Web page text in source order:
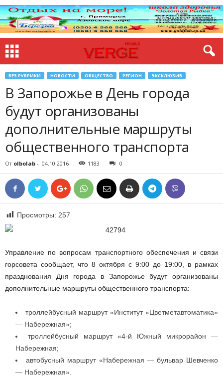
БЕЗ РУБРИКИ НОВОСТИ ОБЩЕСТВО РЕГИОН ЭКСКЛЮЗИВ
В Запорожье в День города
будут организованы
дополнительные маршруты
общественного транспорта
От olbolab - 04.10.2016 1183 0
Просмотры: 257
Управление по вопросам транспортного обеспечения и связи
горсовета сообщает, что 8 октября с 9:00 до 19:00, в рамках
празднования Дня города в Запорожье будут организованы
дополнительные маршруты общественного транспорта:
троллейбусный маршрут «Институт «Цветметавтоматика»
— Набережная»;
троллейбусный маршрут «4-й Южный микрорайон —
Набережная;
автобусный маршрут «Набережная — бульвар Шевченко
— Набережная».